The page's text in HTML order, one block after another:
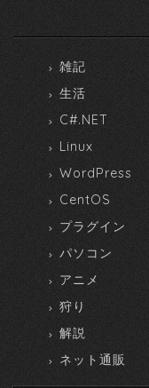
雑記
生活
C#.NET
Linux
WordPress
CentOS
プラグイン
パソコン
アニメ
狩り
解説
ネット通販